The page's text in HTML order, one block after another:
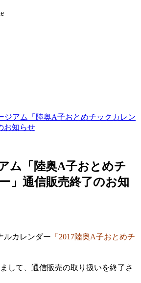
ジアム「陸奥A子おとめチックカレン
お知らせ
ム「陸奥A子おとめチ
」通信販売終了のお知
ルカレンダー 「2017陸奥A子おとめチ
して、通信販売の取り扱いを終了さ